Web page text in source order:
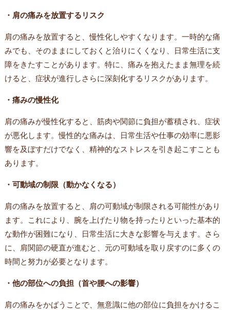
・肩の痛みを放置するリスク
肩の痛みを放置すると、慢性化しやすくなります。一時的な痛
みでも、そのままにしておくと治りにくくなり、日常生活に支
障をきたすことがあります。特に、痛みを抱えたまま無理を続
けると、症状が進行しさらに深刻化するリスクがあります。
・痛みの慢性化
肩の痛みが慢性化すると、筋肉や関節に負担が蓄積され、症状
が悪化します。慢性的な痛みは、日常生活や仕事の効率に悪影
響を及ぼすだけでなく、精神的なストレスを引き起こすことも
あります。
・可動域の制限（動かなくなる）
肩の痛みを放置すると、肩の可動域が制限される可能性があり
ます。これにより、腕を上げたり物を持ったりといった基本的
な動作が困難になり、日常生活に大きな影響を与えます。さら
に、肩関節の硬直が進むと、元の可動域を取り戻すのに多くの
時間と努力が必要となります。
・他の部位への負担（首や腰への影響）
肩の痛みをかばうことで、無意識に他の部位に負担をかけるこ